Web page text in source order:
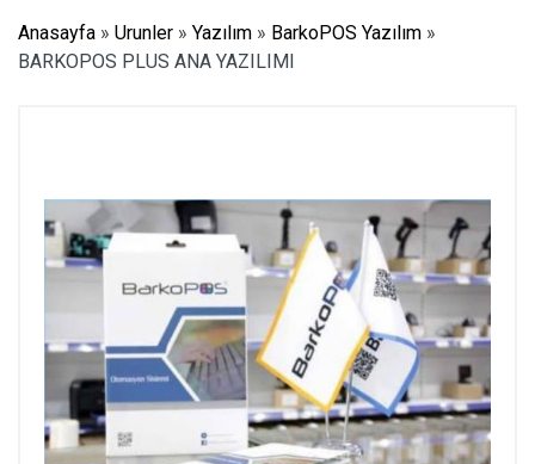
Anasayfa » Urunler » Yazılım » BarkoPOS Yazılım »
BARKOPOS PLUS ANA YAZILIMI